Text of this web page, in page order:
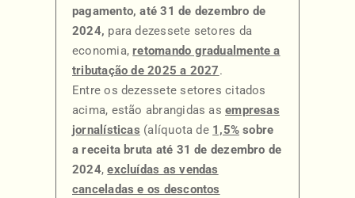
pagamento, até 31 de dezembro de
2024, para dezessete setores da
economia,retomando gradualmente a
tributação de 2025 a 2027.
Entre os dezessete setores citados
acima, estão abrangidas asempresas
jornalísticas (alíquota de 1,5% sobre
a receita bruta até 31 de dezembro de
2024,excluídas as vendas
canceladas e os descontos